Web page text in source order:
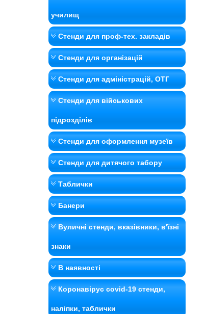
училищ
Стенди для проф-тех. закладів
Стенди для організацій
Стенди для адміністрацій, ОТГ
Стенди для військових
підрозділів
Стенди для оформлення музеїв
Стенди для дитячого табору
Таблички
Банери
Вуличні стенди, вказівники, в'їзні
знаки
В наявності
Коронавірус covid-19 стенди,
наліпки, таблички